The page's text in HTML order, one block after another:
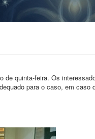
quinta-feira. Os
para o caso, em